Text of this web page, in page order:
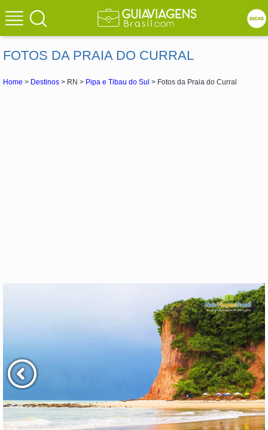
FOTOS DA PRAIA DO CURRAL
Home > Destinos > RN > Pipa e Tibau do Sul > Fotos da Praia do Curral